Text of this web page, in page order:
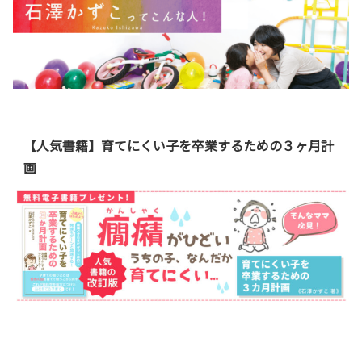
【人気書籍】育てにくい子を卒業するための３ヶ月計
画